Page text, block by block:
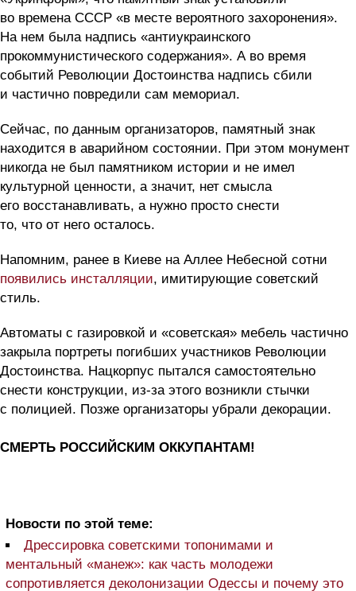
во времена СССР «в месте вероятного захоронения».
На нем была надпись «антиукраинского
прокоммунистического содержания». А во время
событий Революции Достоинства надпись сбили
и частично повредили сам мемориал.
Сейчас, по данным организаторов, памятный знак
находится в аварийном состоянии. При этом монумент
никогда не был памятником истории и не имел
культурной ценности, а значит, нет смысла
его восстанавливать, а нужно просто снести
то, что от него осталось.
Напомним, ранее в Киеве на Аллее Небесной сотни
появились инсталляции, имитирующие советский
стиль.
Автоматы с газировкой и «советская» мебель частично
закрыла портреты погибших участников Революции
Достоинства. Нацкорпус пытался самостоятельно
снести конструкции, из-за этого возникли стычки
с полицией. Позже организаторы убрали декорации.
СМЕРТЬ РОССИЙСКИМ ОККУПАНТАМ!
Новости по этой теме:
Дрессировка советскими топонимами и
ментальный «манеж»: как часть молодежи
сопротивляется деколонизации Одессы и почему это